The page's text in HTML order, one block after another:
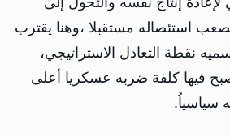
استئصاله مستقبلا ،وهنا يقترب
نقطة التعادل الاستراتيجي،
فيها كلفة ضربه عسكريا أعلى
سياسياُ.